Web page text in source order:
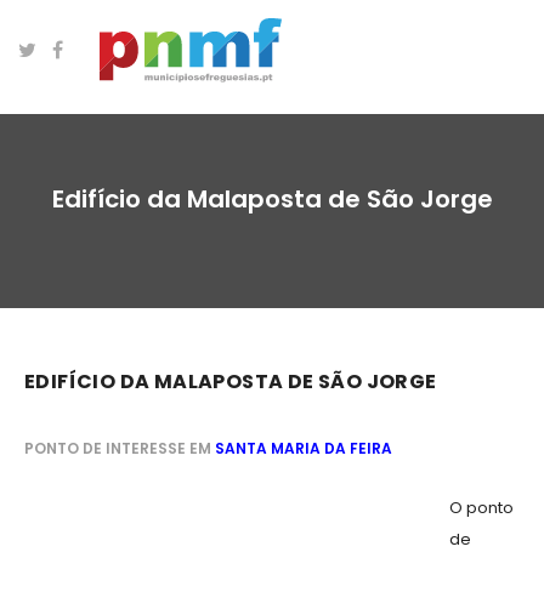
Edifício da Malaposta de São Jorge
EDIFÍCIO DA MALAPOSTA DE SÃO JORGE
PONTO DE INTERESSE EM SANTA MARIA DA FEIRA
O ponto
de